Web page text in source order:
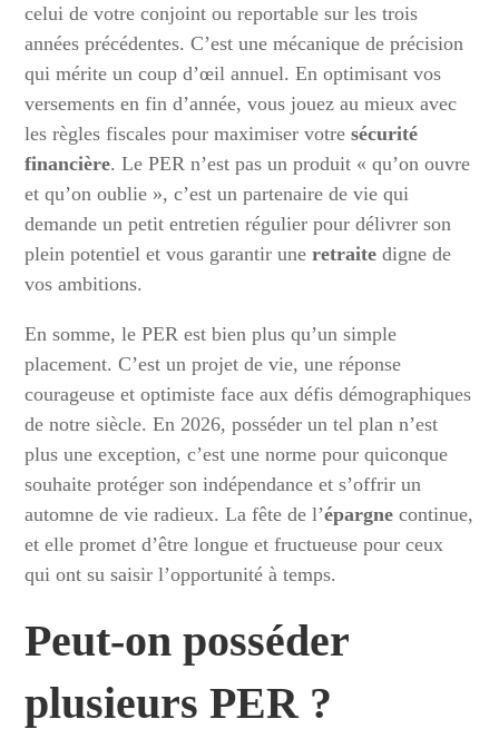
celui de votre conjoint ou reportable sur les trois
années précédentes. C’est une mécanique de précision
qui mérite un coup d’œil annuel. En optimisant vos
versements en fin d’année, vous jouez au mieux avec
les règles fiscales pour maximiser votresécurité
financière. Le PER n’est pas un produit « qu’on ouvre
et qu’on oublie », c’est un partenaire de vie qui
demande un petit entretien régulier pour délivrer son
plein potentiel et vous garantir uneretraite digne de
vos ambitions.
En somme, le PER est bien plus qu’un simple
placement. C’est un projet de vie, une réponse
courageuse et optimiste face aux défis démographiques
de notre siècle. En 2026, posséder un tel plan n’est
plus une exception, c’est une norme pour quiconque
souhaite protéger son indépendance et s’offrir un
automne de vie radieux. La fête de l’épargne continue,
et elle promet d’être longue et fructueuse pour ceux
qui ont su saisir l’opportunité à temps.
Peut-on posséder
plusieurs PER ?